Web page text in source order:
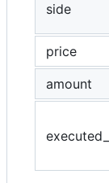
side
price
amount